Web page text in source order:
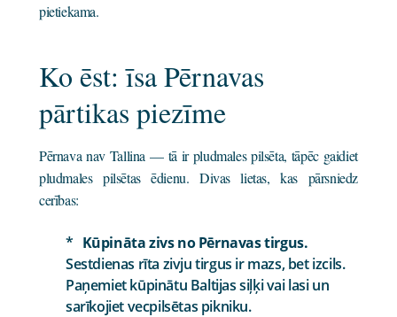
pietiekama.
Ko ēst: īsa Pērnavas
pārtikas piezīme
Pērnava nav Tallina — tā ir pludmales pilsēta, tāpēc gaidiet
pludmales pilsētas ēdienu. Divas lietas, kas pārsniedz
cerības:
Kūpināta zivs no Pērnavas tirgus.
Sestdienas rīta zivju tirgus ir mazs, bet izcils.
Paņemiet kūpinātu Baltijas siļķi vai lasi un
sarīkojiet vecpilsētas pikniku.